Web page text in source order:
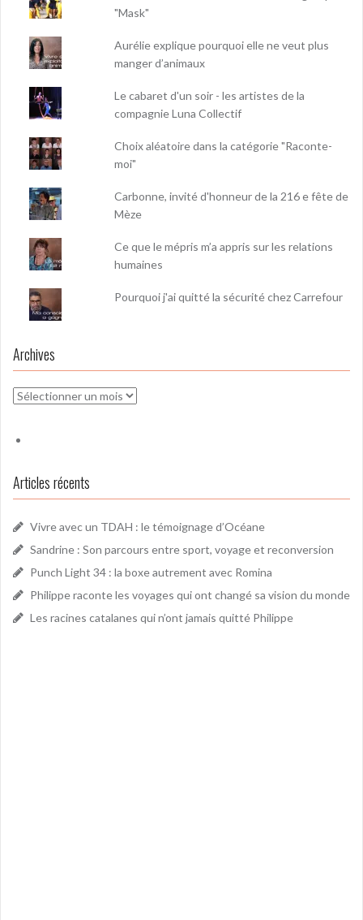
"Mask"
Aurélie explique pourquoi elle ne veut plus
manger d’animaux
Le cabaret d'un soir - les artistes de la
compagnie Luna Collectif
Choix aléatoire dans la catégorie "Raconte-
moi"
Carbonne, invité d'honneur de la 216 e fête de
Mèze
Ce que le mépris m’a appris sur les relations
humaines
Pourquoi j'ai quitté la sécurité chez Carrefour
Archives
Archives
Articles récents
Vivre avec un TDAH : le témoignage d’Océane
Sandrine : Son parcours entre sport, voyage et reconversion
Punch Light 34 : la boxe autrement avec Romina
Philippe raconte les voyages qui ont changé sa vision du monde
Les racines catalanes qui n’ont jamais quitté Philippe